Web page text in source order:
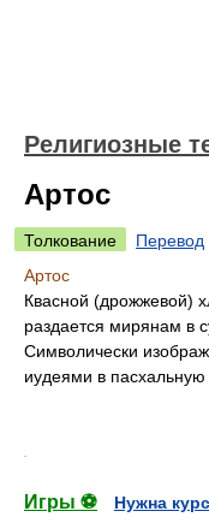
Религиозные
Артос
Толкование
Перевод
Артос
Квасной (дрожжевой)
раздается мирянам в
Символически
иудеями в пасхальную
Игры ⚽
Нужна